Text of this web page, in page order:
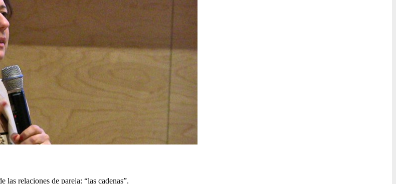
las relaciones de pareja: “las cadenas”.